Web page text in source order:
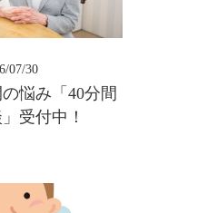
07/30
悩み「40分間
受付中！